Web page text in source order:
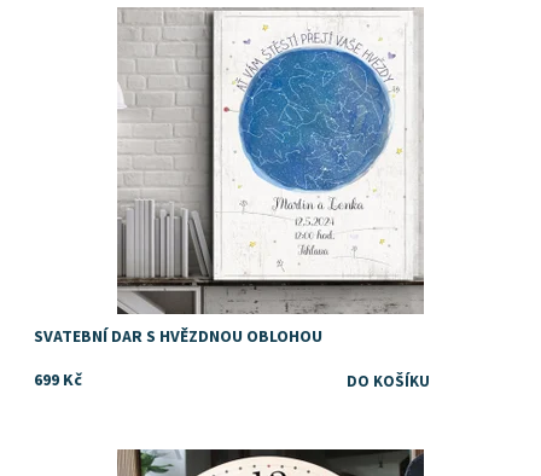
Darujte výjimečný dárek ke svatbě. Obraz s mapou hvězdné
Skladem
SVATEBNÍ DAR S HVĚZDNOU OBLOHOU
699 Kč
Dostupnost: Skladem